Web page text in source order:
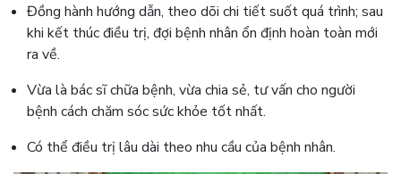
Đồng hành hướng dẫn, theo dõi chi tiết suốt quá trình; sau
khi kết thúc điều trị, đợi bệnh nhân ổn định hoàn toàn mới
ra về.
Vừa là bác sĩ chữa bệnh, vừa chia sẻ, tư vấn cho người
bệnh cách chăm sóc sức khỏe tốt nhất.
Có thể điều trị lâu dài theo nhu cầu của bệnh nhân.